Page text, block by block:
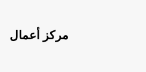
مركز أعمال